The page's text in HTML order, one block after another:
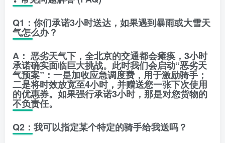
Q1：你们承诺3小时送达，如果遇到暴雨或大雪天
气怎么办？
A： 恶劣天气下，全北京的交通都会瘫痪，3小时
承诺确实面临巨大挑战。此时我们会启动“恶劣天
气预案” ：一是加收应急调度费，用于激励骑手；
二是将时效放宽至4小时，并赠送您一张下次使用
的优惠券。如果强行承诺3小时，那是对您货物的
不负责任。
Q2：我可以指定某个特定的骑手给我送吗？